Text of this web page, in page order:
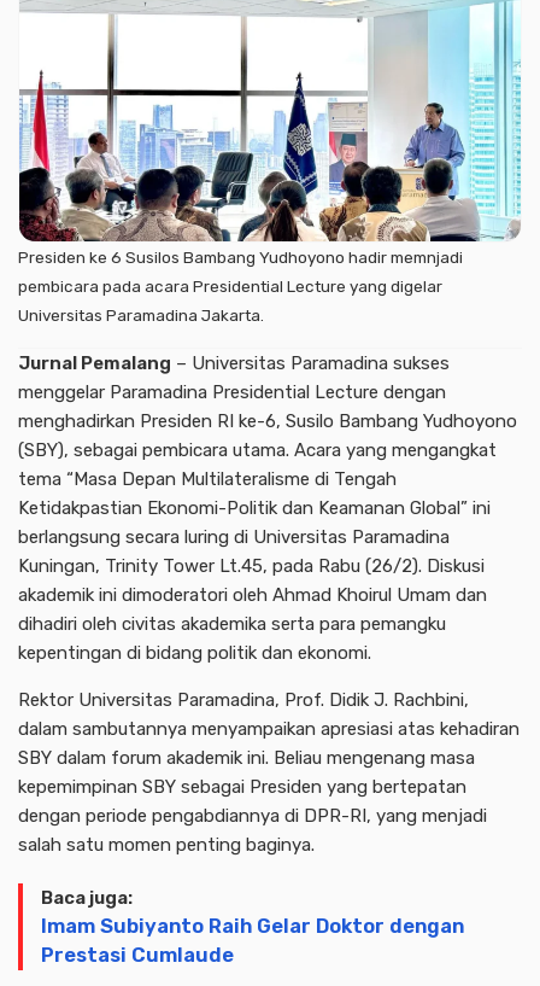
Presiden ke 6 Susilos Bambang Yudhoyono hadir memnjadi
pembicara pada acara Presidential Lecture yang digelar
Universitas Paramadina Jakarta.
Jurnal Pemalang – Universitas Paramadina sukses
menggelar Paramadina Presidential Lecture dengan
menghadirkan Presiden RI ke-6, Susilo Bambang Yudhoyono
(SBY), sebagai pembicara utama. Acara yang mengangkat
tema “Masa Depan Multilateralisme di Tengah
Ketidakpastian Ekonomi-Politik dan Keamanan Global” ini
berlangsung secara luring di Universitas Paramadina
Kuningan, Trinity Tower Lt.45, pada Rabu (26/2). Diskusi
akademik ini dimoderatori oleh Ahmad Khoirul Umam dan
dihadiri oleh civitas akademika serta para pemangku
kepentingan di bidang politik dan ekonomi.
Rektor Universitas Paramadina, Prof. Didik J. Rachbini,
dalam sambutannya menyampaikan apresiasi atas kehadiran
SBY dalam forum akademik ini. Beliau mengenang masa
kepemimpinan SBY sebagai Presiden yang bertepatan
dengan periode pengabdiannya di DPR-RI, yang menjadi
salah satu momen penting baginya.
Baca juga:
Imam Subiyanto Raih Gelar Doktor dengan
Prestasi Cumlaude